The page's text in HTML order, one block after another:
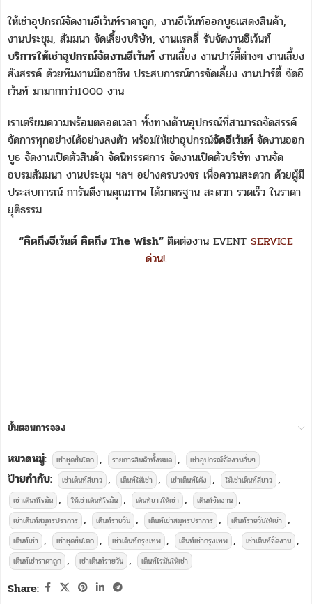
ให้เช่าอุปกรณ์จัดงานอีเว้นท์ราคาถูก, งานอีเว้นท์ออกบูธแสดงสินค้า,
งานประชุม, สัมมนา จัดเลี้ยงบริษัท, งานแรลลี่ รับจัดงานอีเว้นท์
บริการให้เช่าอุปกรณ์จัดงานอีเว้นท์ งานเลี้ยง งานปาร์ตี้ต่างๆ งานเลี้ยง
สังสรรค์ ด้วยทีมงานมืออาชีพ ประสบการณ์การจัดเลี้ยง งานปาร์ตี้ จัดอี
เว้นท์ มามากกว่า1000 งาน
เราเตรียมความพร้อมตลอดเวลา ทั้งทางด้านอุปกรณ์ที่สามารถจัดสรรค์
จัดการทุกอย่างได้อย่างลงตัว พร้อมให้เช่าอุปกรณ์จัดอีเว้นท์ จัดงานออก
บูธ จัดงานเปิดตัวสินค้า จัดนิทรรศการ จัดงานเปิดตัวบริษัท งานจัด
อบรมสัมมนา งานประชุม ฯลฯ อย่างครบวงจร เพื่อความสะดวก ด้วยผู้มี
ประสบการณ์ การันตีงานคุณภาพ ได้มาตรฐาน สะดวก รวดเร็ว ในราคา
ยุติธรรม
“คิดถึงอีเว้นต์ คิดถึง The Wish” ติดต่องาน EVENT SERVICE
ด่วน!.
ขั้นตอนการจอง
หมวดหมู่: เช่าชุดขันโตก , รายการสินค้าทั้งหมด , เช่าอุปกรณ์จัดงานอื่นๆ
ป้ายกำกับ: เช่าเต็นท์สีขาว , เต็นท์ให้เช่า , เช่าเต็นท์โค้ง , ให้เช่าเต็นท์สีขาว ,
เช่าเต็นท์โรมัน , ให้เช่าเต็นท์โรมัน , เต็นท์ขาวให้เช่า , เต็นท์จัดงาน ,
เช่าเต็นท์สมุทรปราการ , เต็นท์รายวัน , เต็นท์เช่าสมุทรปราการ , เต็นท์รายวันให้เช่า ,
เต็นท์เช่า , เช่าชุดขันโตก , เช่าเต็นท์กรุงเทพ , เต็นท์เช่ากรุงเทพ , เช่าเต็นท์จัดงาน ,
เต็นท์เช่าราคาถูก , เช่าเต็นท์รายวัน , เต็นท์โรมันให้เช่า
Share: